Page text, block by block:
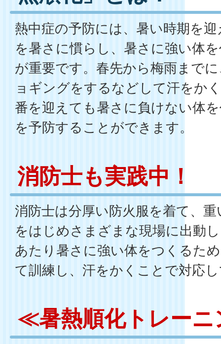
熱中症の予防には、暑い時期を
を暑さに慣らし、暑さに強い体
が重要です。春先から梅雨まで
ョギングをするなどして汗をか
番を迎えても暑さに負けない体
を予防することができます。
消防士も実践中！
消防士は分厚い防火服を着て、
をはじめさまざまな現場に出動
あたり暑さに強い体をつくるた
て訓練し、汗をかくことで対応
≪暑熱順化トレー